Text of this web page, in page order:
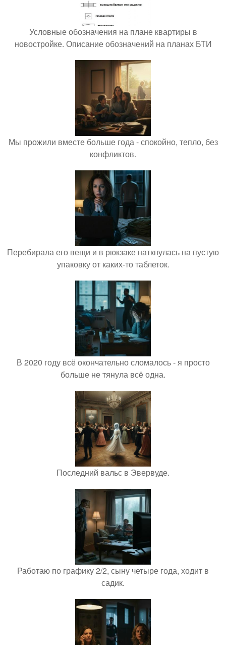
Условные обозначения на плане квартиры в
новостройке. Описание обозначений на планах БТИ
Мы прожили вместе больше года - спокойно, тепло, без
конфликтов.
Перебирала его вещи и в рюкзаке наткнулась на пустую
упаковку от каких-то таблеток.
В 2020 году всё окончательно сломалось - я просто
больше не тянула всё одна.
Последний вальс в Эвервуде.
Работаю по графику 2/2, сыну четыре года, ходит в
садик.